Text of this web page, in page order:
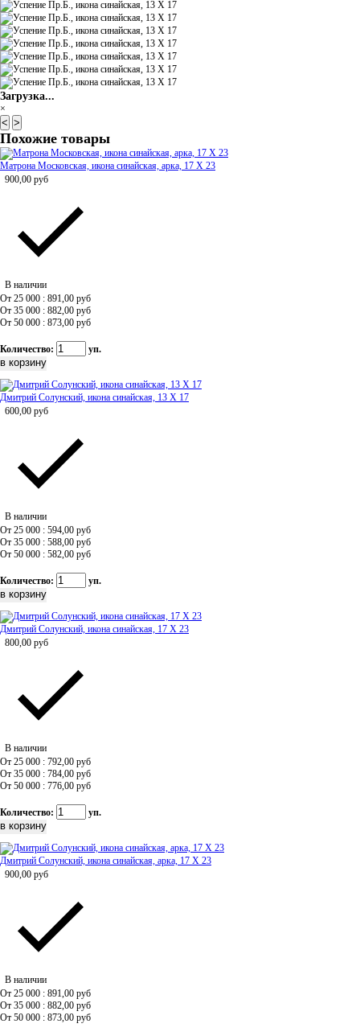
Загрузка...
×
< >
Похожие товары
Матрона Московская, икона синайская, арка, 17 Х 23
900,00 руб
В наличии
От 25 000 : 891,00 руб
От 35 000 : 882,00 руб
От 50 000 : 873,00 руб
Количество: уп.
Дмитрий Солунский, икона синайская, 13 Х 17
600,00 руб
В наличии
От 25 000 : 594,00 руб
От 35 000 : 588,00 руб
От 50 000 : 582,00 руб
Количество: уп.
Дмитрий Солунский, икона синайская, 17 Х 23
800,00 руб
В наличии
От 25 000 : 792,00 руб
От 35 000 : 784,00 руб
От 50 000 : 776,00 руб
Количество: уп.
Дмитрий Солунский, икона синайская, арка, 17 Х 23
900,00 руб
В наличии
От 25 000 : 891,00 руб
От 35 000 : 882,00 руб
От 50 000 : 873,00 руб